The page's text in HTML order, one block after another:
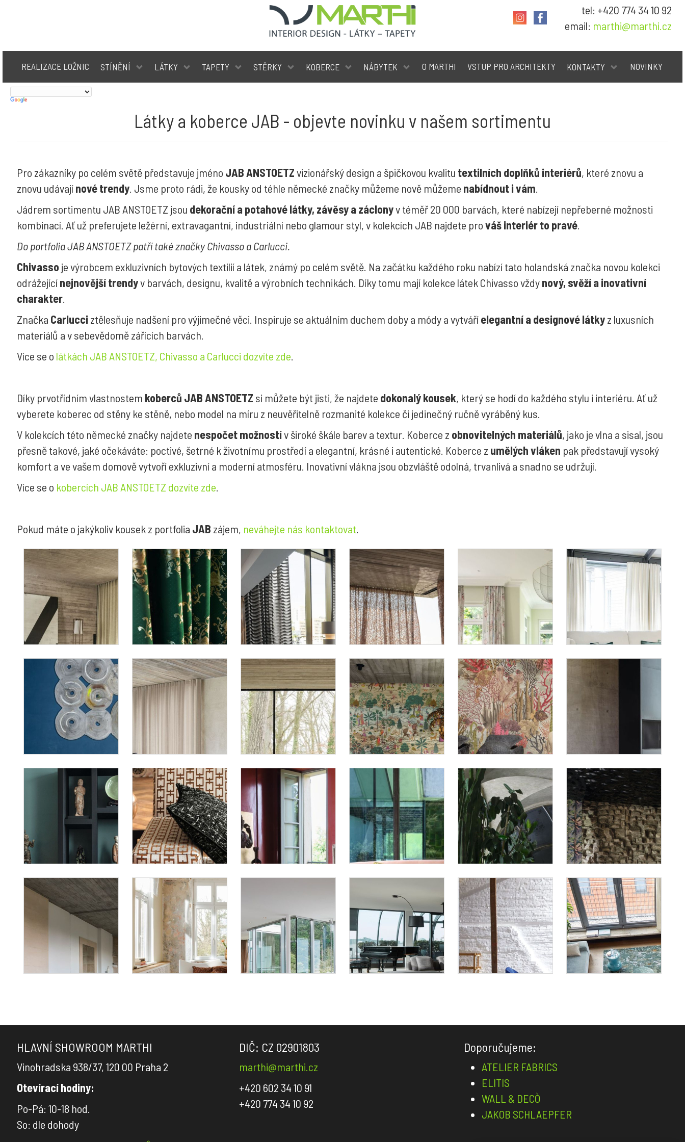
tel: +420 774 34 10 92
email: marthi@marthi.cz
REALIZACE LOŽNIC STÍNĚNÍ LÁTKY TAPETY STĚRKY KOBERCE NÁBYTEK O MARTHI VSTUP PRO ARCHITEKTY KONTAKTY NOVINKY
Látky a koberce JAB - objevte novinku v našem sortimentu
Pro zákazníky po celém světě představuje jméno JAB ANSTOETZvizionářský design a špičkovou kvalitu textilních doplňků interiérů, které znovu a
znovu udávajínové trendy . Jsme proto rádi, že kousky od téhle německé značky můžeme nově můžeme nabídnout i vám
Jádrem sortimentu JAB ANSTOETZ jsou dekorační a potahové látky, závěsy a záclonyv téměř 20 000 barvách, které nabízejí nepřeberné možnosti
kombinací. Ať už preferujete ležérní, extravagantní, industriální nebo glamour styl, v kolekcích JAB najdete prováš interiér to pravé
Do portfolia JAB ANSTOETZ patří také značky Chivasso a Carlucci.
Chivasso je výrobcem exkluzivních bytových textilií a látek, známý po celém světě. Na začátku každého roku nabízí tato holandská značka novou kolekci
odrážejícínejnovější trendyv barvách, designu, kvalitě a výrobních technikách. Díky tomu mají kolekce látek Chivasso vždynový, svěží a inovativní
charakter
Značka Carlucci ztělesňuje nadšení pro výjimečné věci. Inspiruje se aktuálním duchem doby a módy a vytváříelegantní a designové látkyz luxusních
materiálů a v sebevědomě zářících barvách.
Více se o látkách JAB ANSTOETZ, Chivasso a Carlucci dozvíte zde
Díky prvotřídním vlastnostem koberců JAB ANSTOETZ si můžete být jisti, že najdete dokonalý kousek, který se hodí do každého stylu i interiéru. Ať už
vyberete koberec od stěny ke stěně, nebo model na míru z neuvěřitelně rozmanité kolekce či jedinečný ručně vyráběný kus.
V kolekcích této německé značky najdete nespočet možnostív široké škále barev a textur. Koberce z obnovitelných materiálů, jako je vlna a sisal, jsou
přesně takové, jaké očekáváte: poctivé, šetrné k životnímu prostředí a elegantní, krásné i autentické. Koberce z umělých vláken pak představují vysoký
komfort a ve vašem domově vytvoří exkluzivní a moderní atmosféru. Inovativní vlákna jsou obzvláště odolná, trvanlivá a snadno se udržují.
Více se o kobercích JAB ANSTOETZ dozvíte zde
Pokud máte o jakýkoliv kousek z portfolia JAB zájem, neváhejte nás kontaktovat
HLAVNÍ SHOWROOM MARTHI
Vinohradska 938/37, 120 00 Praha 2
Otevírací hodiny:
Po-Pá: 10-18 hod.
So: dle dohody
DIČ: CZ 02901803
marthi@marthi.cz
+420 602 34 10 91
+420 774 34 10 92
Doporučujeme:
ATELIER FABRICS
ELITIS
WALL & DECÒ
JAKOB SCHLAEPFER